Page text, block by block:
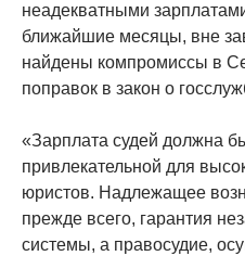
неадекватными
ближайшие месяцы, вне
найдены компромиссы в
поправок в закон о
«Зарплата судей должна
привлекательной для
юристов. Надлежащее
прежде всего, гарантия
системы, а правосудие,